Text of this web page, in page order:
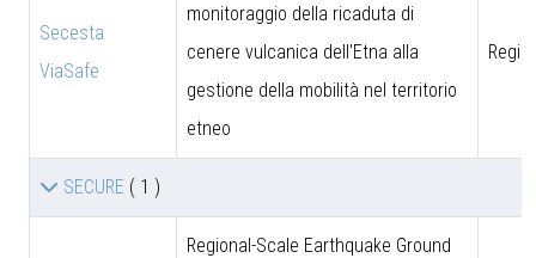
Secesta
ViaSafe
monitoraggio della ricaduta di
cenere vulcanica dell'Etna alla
gestione della mobilità nel territorio
etneo
SECURE ( 1 )
Regional-Scale Earthquake Ground